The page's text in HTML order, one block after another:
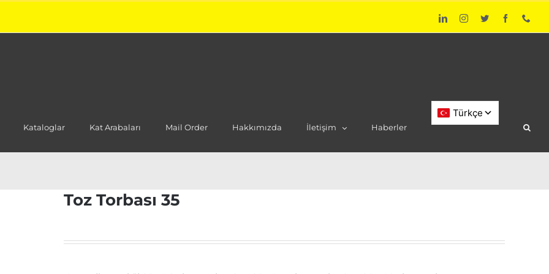
LinkedInInstagramTwitter Facebook
Kataloglar Kat Arabaları Mail Order Hakkımızda İletişim Haberler
Toz Torbası 35